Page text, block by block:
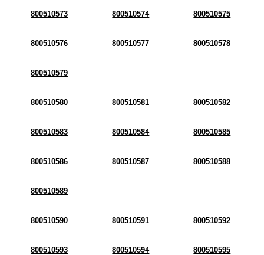
800510573 800510574 800510575
800510576 800510577 800510578
800510579
800510580 800510581 800510582
800510583 800510584 800510585
800510586 800510587 800510588
800510589
800510590 800510591 800510592
800510593 800510594 800510595